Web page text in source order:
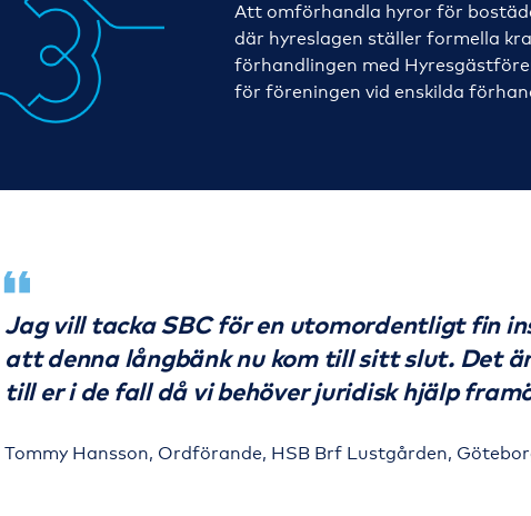
Att omförhandla hyror för
där hyreslagen ställer formella
förhandlingen med
för föreningen vid enskilda
Jag vill tacka SBC för en utomordentligt fin
att denna långbänk nu kom till sitt slut. Det
till er i de fall då vi behöver juridisk hjälp
Tommy Hansson, Ordförande, HSB Brf Lustgården,